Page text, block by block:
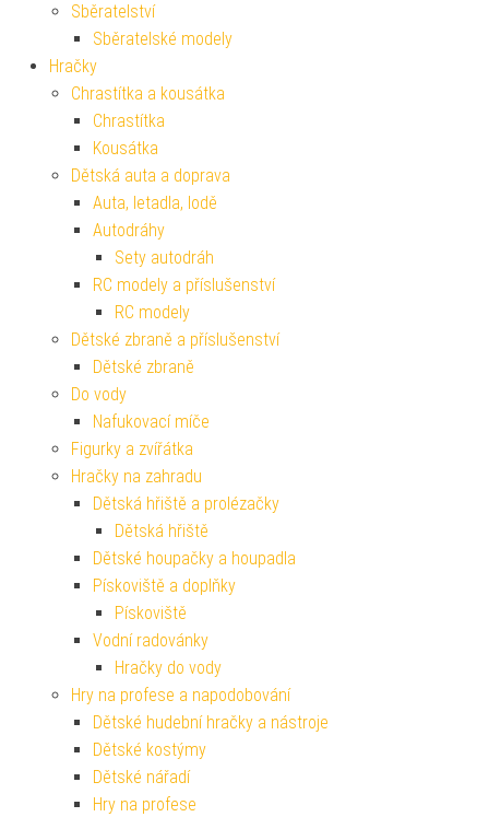
Sběratelství
Sběratelské modely
Hračky
Chrastítka a kousátka
Chrastítka
Kousátka
Dětská auta a doprava
Auta, letadla, lodě
Autodráhy
Sety autodráh
RC modely a příslušenství
RC modely
Dětské zbraně a příslušenství
Dětské zbraně
Do vody
Nafukovací míče
Figurky a zvířátka
Hračky na zahradu
Dětská hřiště a prolézačky
Dětská hřiště
Dětské houpačky a houpadla
Pískoviště a doplňky
Pískoviště
Vodní radovánky
Hračky do vody
Hry na profese a napodobování
Dětské hudební hračky a nástroje
Dětské kostýmy
Dětské nářadí
Hry na profese